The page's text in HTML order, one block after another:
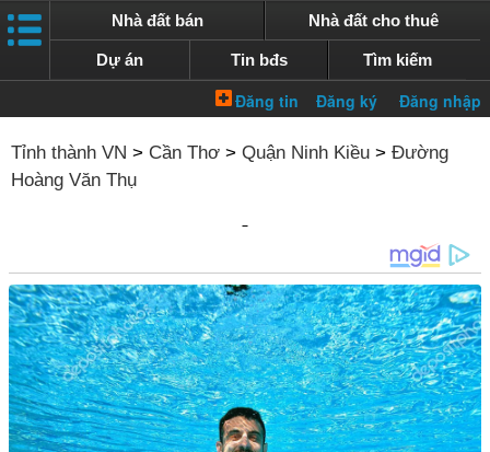
Nhà đất bán Nhà đất cho thuê
Dự án Tin bđs Tìm kiếm
Tỉnh thành VN > Cần Thơ > Quận Ninh Kiều > Đường
Hoàng Văn Thụ